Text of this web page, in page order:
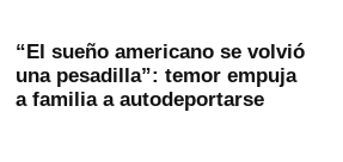
“El sueño americano se volvió
una pesadilla”: temor empuja
a familia a autodeportarse